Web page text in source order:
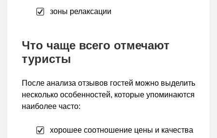
зоны релаксации
Что чаще всего отмечают
туристы
После анализа отзывов гостей можно выделить
несколько особенностей, которые упоминаются
наиболее часто:
хорошее соотношение цены и качества